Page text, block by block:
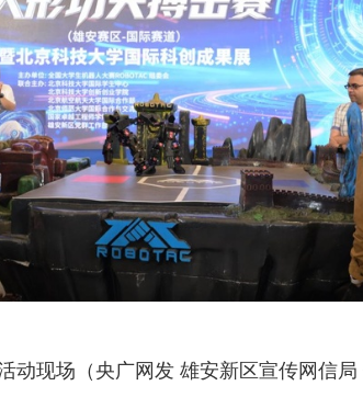
动现场（央广网发 雄安新区宣传网信局